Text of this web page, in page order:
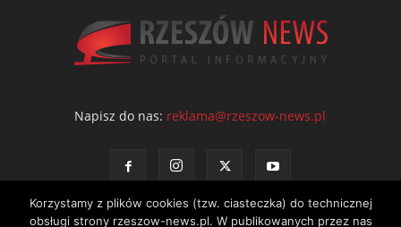
Napisz do nas: reklama@rzeszow-news.pl
Korzystamy z plików cookies (tzw. ciasteczka) do technicznej
obsługi strony rzeszow-news.pl. W publikowanych przez nas